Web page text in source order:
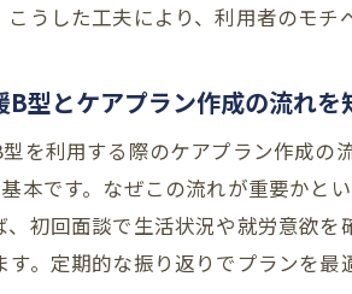
こうした工夫により、利用者のモチ
B型とケアプラン作成の流れを
型を利用する際のケアプラン作成
本です。なぜこの流れが重要かと
、初回面談で生活状況や就労意欲
す。定期的な振り返りでプランを最